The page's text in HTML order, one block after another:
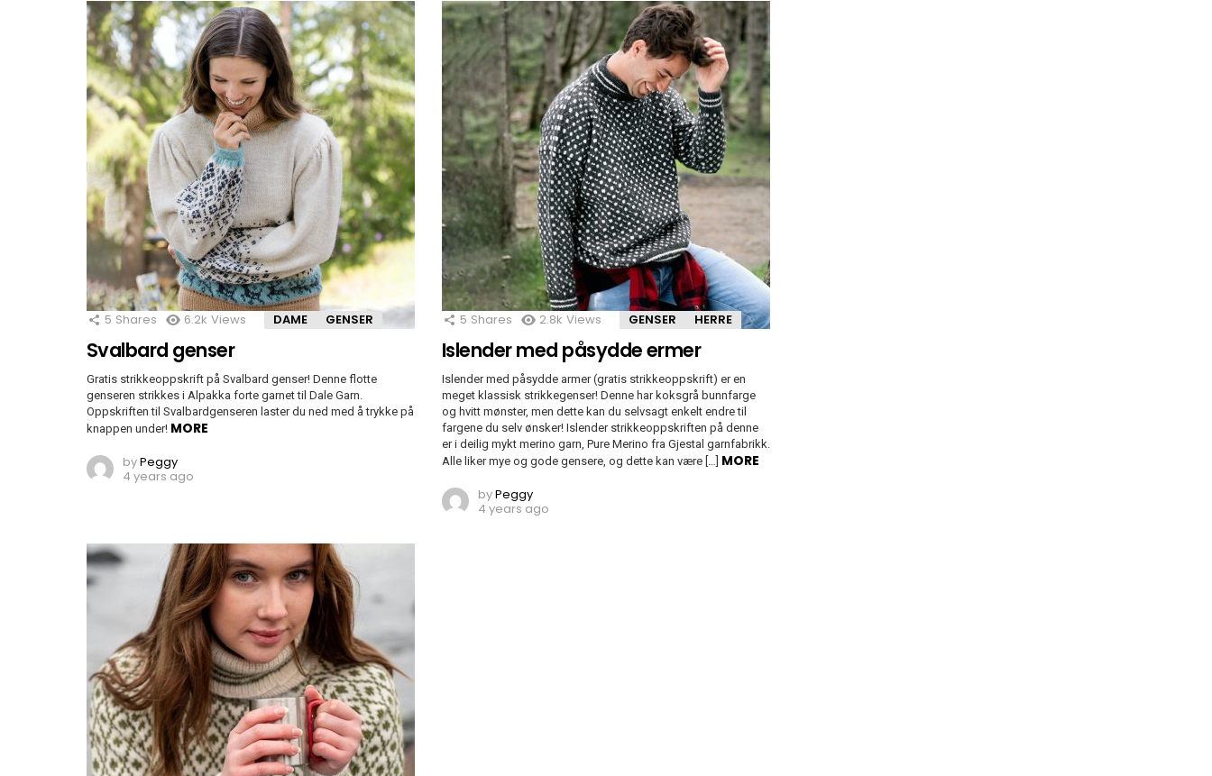
5 Shares 6.2k Views DAME GENSER
Svalbard genser
Gratis strikkeoppskrift på Svalbard genser! Denne flotte
genseren strikkes i Alpakka forte garnet til Dale Garn.
Oppskriften til Svalbardgenseren laster du ned med å trykke på
knappen under! MORE
byPeggy
4 years ago
5 Shares 2.8k Views GENSER HERRE
Islender med påsydde ermer
Islender med påsydde armer (gratis strikkeoppskrift) er en
meget klassisk strikkegenser! Denne har koksgrå bunnfarge
og hvitt mønster, men dette kan du selvsagt enkelt endre til
fargene du selv ønsker! Islender strikkeoppskriften på denne
er i deilig mykt merino garn, Pure Merino fra Gjestal garnfabrikk.
Alle liker mye og gode gensere, og dette kan være […] MORE
byPeggy
4 years ago